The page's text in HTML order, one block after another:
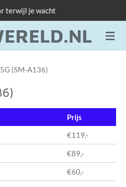
terwijl je wacht
(SM-A136)
Prijs
€119,-
€89,-
€60,-